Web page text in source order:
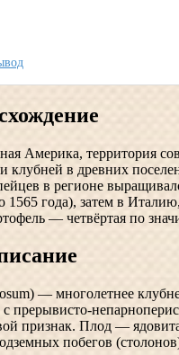
Америка, территория
клубней в древних
в регионе
года), затем в
— четвёртая по
— многолетнее
с прерывисто-
признак. Плод —
побегов